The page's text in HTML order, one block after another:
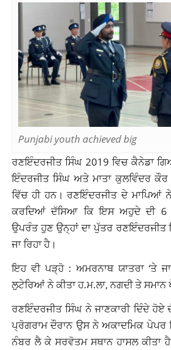
Punjabi youth achieved big
ਰਣਇੰਦਰਜੀਤ ਸਿੰਘ 2019 ਵਿਚ ਕੈਨੇਡਾ
ਇੰਦਰਜੀਤ ਸਿੰਘ ਅਤੇ ਮਾਤਾ ਕੁਲਵਿੰਦਰ ਕੌਰ
ਵਿੱਚ ਹੀ ਹਨ। ਰਣਇੰਦਰਜੀਤ ਦੇ ਮਾਪਿਆਂ
ਕਰਦਿਆਂ ਦੱਸਿਆ ਕਿ ਇਸ ਅਹੁਦੇ ਦੀ 6
ਉਪਰੰਤ ਹੁਣ ਉਨ੍ਹਾਂ ਦਾ ਪੁੱਤਰ ਰਣਇੰਦਰਜੀਤ
ਜਾ ਰਿਹਾ ਹੈ।
ਇਹ ਵੀ ਪੜ੍ਹੋ :ਅਮਰਨਾਥ ਯਾਤਰਾ ‘ਤੇ
ਲੁਟੇਰਿਆਂ ਨੇ ਕੀਤਾ ਹ.ਮ.ਲਾ, ਨਗਦੀ ਤੇ ਸਮਾਨ
ਰਣਇੰਦਰਜੀਤ ਸਿੰਘ ਨੇ ਜਾਣਕਾਰੀ ਦਿੰਦੇ ਹੋਏ
ਪ੍ਰੋਗਰਾਮ ਦੌਰਾਨ ਉਸ ਨੇ ਅਕਾਦਮਿਕ ਪੇਪਰ
ਨੰਬਰ ਲੈ ਕੇ ਸਰਵੋਤਮ ਸਥਾਨ ਹਾਸਲ ਕੀਤਾ